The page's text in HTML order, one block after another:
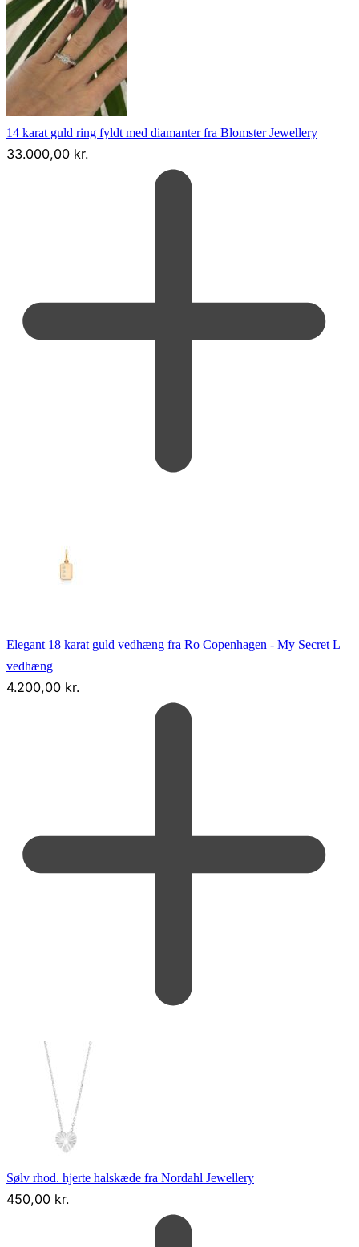
14 karat guld ring fyldt med diamanter fra Blomster Jewellery
33.000,00 kr.
Elegant 18 karat guld vedhæng fra Ro Copenhagen - My Secret L
vedhæng
4.200,00 kr.
Sølv rhod. hjerte halskæde fra Nordahl Jewellery
450,00 kr.